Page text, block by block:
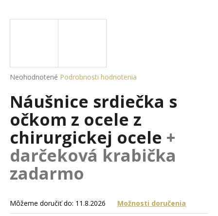
Priemerné
produktu
je
z
hviezdičiek.
Neohodnotené Podrobnosti hodnotenia
Náušnice srdiečka s
očkom z ocele z
chirurgickej ocele +
darčeková krabička
zadarmo
Môžeme doručiť do: 11.8.2026 Možnosti doručenia
j
?
O
d
p
r
ú